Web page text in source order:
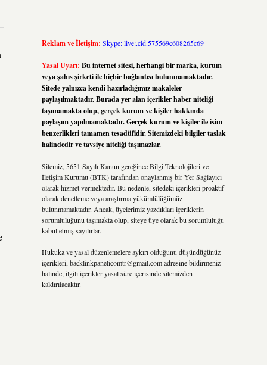
Reklam ve İletişim: Skype: live:.cid.575569c608265c69
Yasal Uyarı: Bu internet sitesi, herhangi bir marka, kurum
veya şahıs şirketi ile hiçbir bağlantısı bulunmamaktadır.
Sitede yalnızca kendi hazırladığımız makaleler
paylaşılmaktadır. Burada yer alan içerikler haber niteliği
taşımamakta olup, gerçek kurum ve kişiler hakkında
paylaşım yapılmamaktadır. Gerçek kurum ve kişiler ile isim
benzerlikleri tamamen tesadüfidir. Sitemizdeki bilgiler taslak
halindedir ve tavsiye niteliği taşımazlar.
Sitemiz, 5651 Sayılı Kanun gereğince Bilgi Teknolojileri ve
İletişim Kurumu (BTK) tarafından onaylanmış bir Yer Sağlayıcı
olarak hizmet vermektedir. Bu nedenle, sitedeki içerikleri proaktif
olarak denetleme veya araştırma yükümlülüğümüz
bulunmamaktadır. Ancak, üyelerimiz yazdıkları içeriklerin
sorumluluğunu taşımakta olup, siteye üye olarak bu sorumluluğu
kabul etmiş sayılırlar.
Hukuka ve yasal düzenlemelere aykırı olduğunu düşündüğünüz
içerikleri, backlinkpanelicomtr@gmail.comadresine bildirmeniz
halinde, ilgili içerikler yasal süre içerisinde sitemizden
kaldırılacaktır.